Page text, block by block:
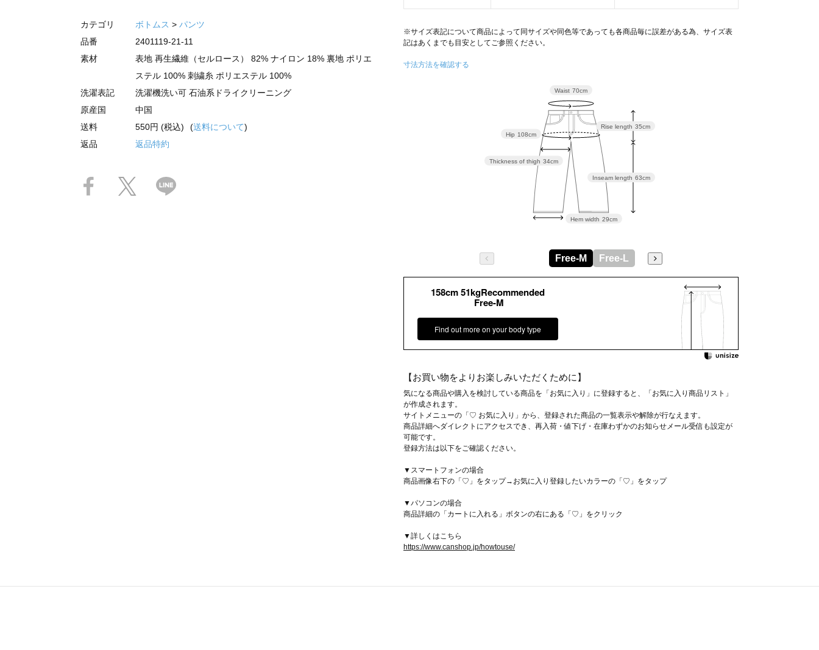
カテゴリ ボトムス > パンツ
品番
2401119-21-11
素材
表地 再生繊維（セルロース） 82% ナイロン 18% 裏地 ポリエ
ステル 100% 刺繍糸 ポリエステル 100%
洗濯表記
洗濯機洗い可 石油系ドライクリーニング
原産国
中国
送料
550円 (税込) (送料について)
返品
返品特約
※サイズ表記について商品によって同サイズや同色等であっても各商品毎に誤差がある為、サイズ表
記はあくまでも目安としてご参照ください。
寸法方法を確認する
Inseam length 63cm
Rise length 35cm
Hem width 29cm
Thickness of thigh 34cm
Hip 108cm
Waist 70cm
Free-M Free-L
158cm 51kgRecommended
Free-M
Find out more on your body type
【お買い物をよりお楽しみいただくために】
気になる商品や購入を検討している商品を「お気に入り」に登録すると、「お気に入り商品リスト」
が作成されます。
サイトメニューの「♡ お気に入り」から、登録された商品の一覧表示や解除が行なえます。
商品詳細へダイレクトにアクセスでき、再入荷・値下げ・在庫わずかのお知らせメール受信も設定が
可能です。
登録方法は以下をご確認ください。
▼スマートフォンの場合
商品画像右下の「♡」をタップ→お気に入り登録したいカラーの「♡」をタップ
▼パソコンの場合
商品詳細の「カートに入れる」ボタンの右にある「♡」をクリック
▼詳しくはこちら
https://www.canshop.jp/howtouse/